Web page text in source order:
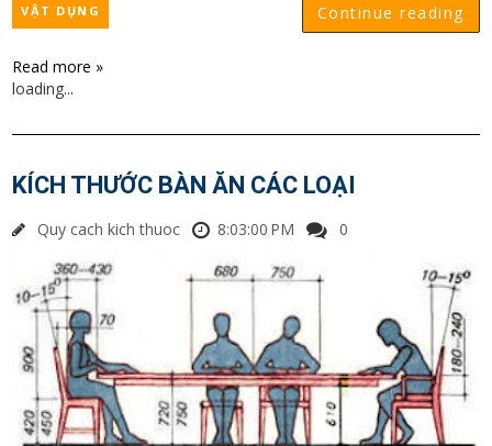
Continue reading
VẬT DỤNG
Read more »
loading...
KÍCH THƯỚC BÀN ĂN CÁC LOẠI
Quy cach kich thuoc 8:03:00 PM 0